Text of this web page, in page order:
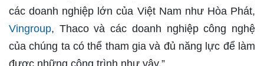
các doanh nghiệp lớn của Việt Nam như Hòa Phát,
Vingroup, Thaco và các doanh nghiệp công nghệ
của chúng ta có thể tham gia và đủ năng lực để làm
được những công trình như vậy.”